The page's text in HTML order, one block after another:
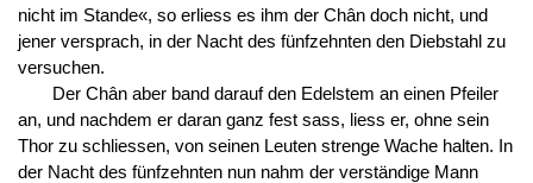
nicht im Stande«, so erliess es ihm der Chân doch nicht, und
jener versprach, in der Nacht des fünfzehnten den Diebstahl zu
versuchen.
Der Chân aber band darauf den Edelstem an einen Pfeiler
an, und nachdem er daran ganz fest sass, liess er, ohne sein
Thor zu schliessen, von seinen Leuten strenge Wache halten. In
der Nacht des fünfzehnten nun nahm der verständige Mann